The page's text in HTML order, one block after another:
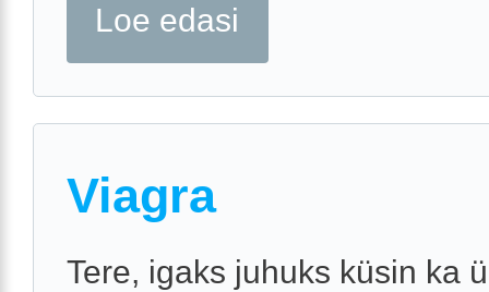
Loe edasi
Viagra
Tere, igaks juhuks küsin ka